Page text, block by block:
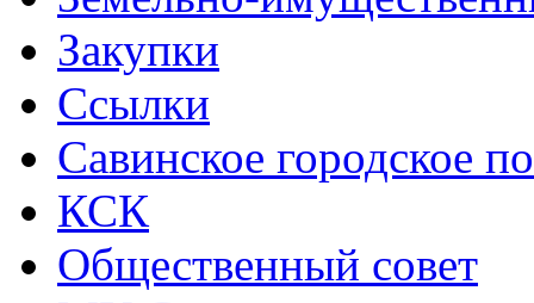
Закупки
Ссылки
Савинское городское
КСК
Общественный совет